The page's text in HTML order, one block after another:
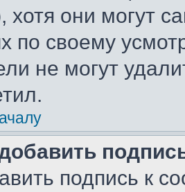
хотя они могут
по своему
не могут
подпись к